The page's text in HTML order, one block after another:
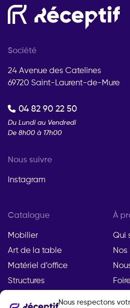
Nous respectons
Société
24 Avenue des Catelines
69720 Saint-Laurent-de-Mure
04 82 90 22 50
Du Lundi au Vendredi
De 8h00 à 17h00
Nous suivre
Instagram
Catalogue
Mobilier
Art de la table
Matériel d’office
Structures
À
Qui
Nos